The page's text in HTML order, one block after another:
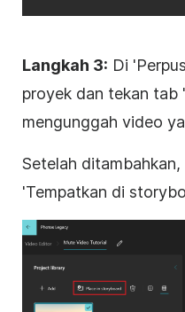
Langkah 3: Di
proyek dan tekan tab
mengunggah video
Setelah
'Tempatkan di